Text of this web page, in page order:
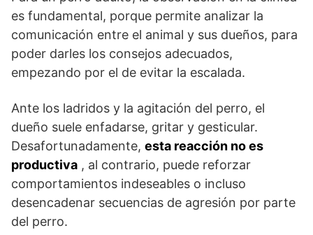
es fundamental, porque permite analizar la
comunicación entre el animal y sus dueños, para
poder darles los consejos adecuados,
empezando por el de evitar la escalada.
Ante los ladridos y la agitación del perro, el
dueño suele enfadarse, gritar y gesticular.
Desafortunadamente, esta reacción no es
productiva , al contrario, puede reforzar
comportamientos indeseables o incluso
desencadenar secuencias de agresión por parte
del perro.